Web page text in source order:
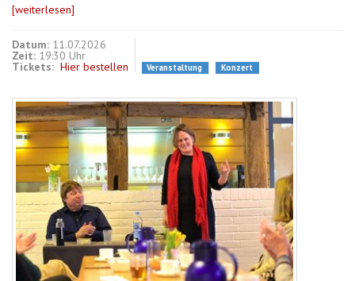
[weiterlesen]
Datum: 11.07.2026
Zeit: 19:30 Uhr
Tickets: Hier bestellen Veranstaltung Konzert